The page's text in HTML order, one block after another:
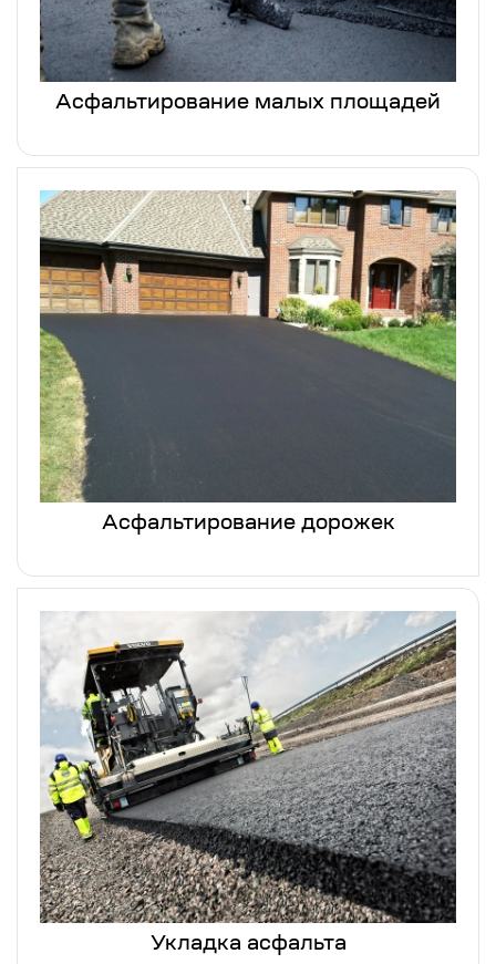
Асфальтирование малых площадей
Асфальтирование дорожек
Укладка асфальта